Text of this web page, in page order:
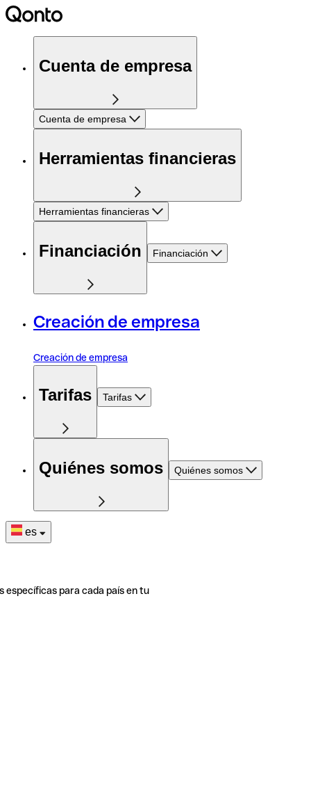
Cuenta de empresa
Cuenta de empresa
Herramientas financieras
Herramientas financieras
Financiación Financiación
Creación de empresa
Creación de empresa
Tarifas Tarifas
Quiénes somos Quiénes somos
es
específicas para cada país en tu